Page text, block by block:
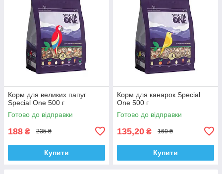
Корм для великих папуг
Special One 500 г
Готово до відправки
188 ₴ 235 ₴
Купити
Корм для канарок Special
One 500 г
Готово до відправки
135,20 ₴ 169 ₴
Купити